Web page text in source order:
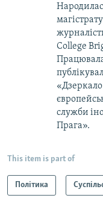
College
служби
Прага».
This item is part of
Політика